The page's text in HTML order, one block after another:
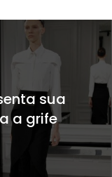
sua
a grife